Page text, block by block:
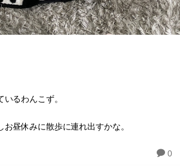
るわんこず。
昼休みに散歩に連れ出すかな。
0